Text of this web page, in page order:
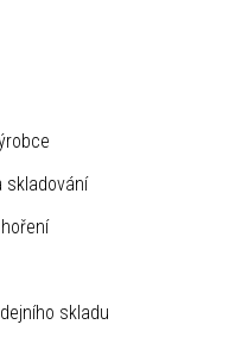
skladování
skladu